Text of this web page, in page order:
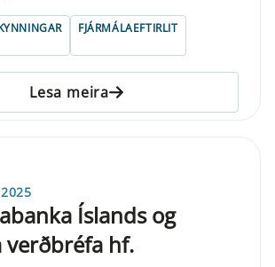
FJÁRMÁLAEFTIRLIT
Lesa meira
Íslands og
verðbréfa hf.